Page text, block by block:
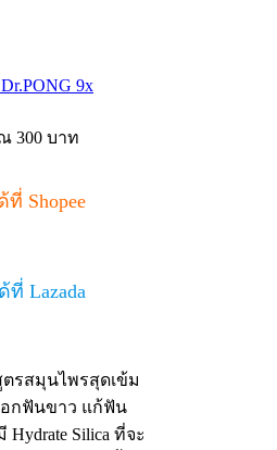
300 บาท
Shopee
Lazada
รสมุนไพรสุดเข้ม
กฟันขาว แก้ฟัน
Silica ที่จะ